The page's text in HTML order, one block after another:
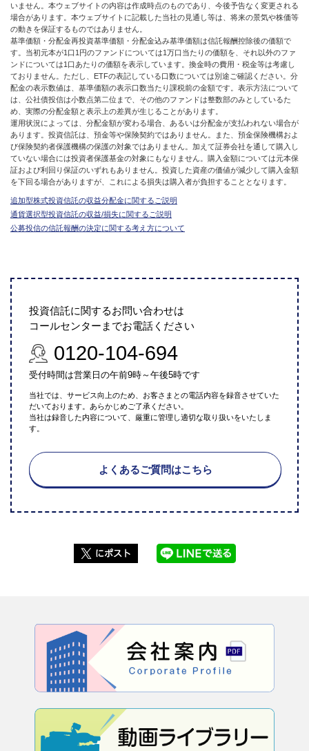
いません。本ウェブサイトの内容は作成時点のものであり、今後予告なく変更される
場合があります。本ウェブサイトに記載した当社の見通し等は、将来の景気や株価等
の動きを保証するものではありません。
基準価額・分配金再投資基準価額・分配金込み基準価額は信託報酬控除後の価額で
す。当初元本が1口1円のファンドについては1万口当たりの価額を、それ以外のファ
ンドについては1口あたりの価額を表示しています。換金時の費用・税金等は考慮し
ておりません。ただし、ETFの表記している口数については別途ご確認ください。分
配金の表示数値は、基準価額の表示口数当たり課税前の金額です。表示方法について
は、公社債投信は小数点第二位まで、その他のファンドは整数部のみとしているた
め、実際の分配金額と表示上の差異が生じることがあります。
運用状況によっては、分配金額が変わる場合、あるいは分配金が支払われない場合が
あります。投資信託は、預金等や保険契約ではありません。また、預金保険機構およ
び保険契約者保護機構の保護の対象ではありません。加えて証券会社を通して購入し
ていない場合には投資者保護基金の対象にもなりません。購入金額については元本保
証および利回り保証のいずれもありません。投資した資産の価値が減少して購入金額
を下回る場合がありますが、これによる損失は購入者が負担することとなります。
追加型株式投資信託の収益分配金に関するご説明
通貨選択型投資信託の収益/損失に関するご説明
公募投信の信託報酬の決定に関する考え方について
投資信託に関するお問い合わせは
コールセンターまでお電話ください
0120-104-694
受付時間は営業日の午前9時～午後5時です
当社では、サービス向上のため、お客さまとの電話内容を録音させていた
だいております。あらかじめご了承ください。
当社は録音した内容について、厳重に管理し適切な取り扱いをいたしま
す。
よくあるご質問はこちら